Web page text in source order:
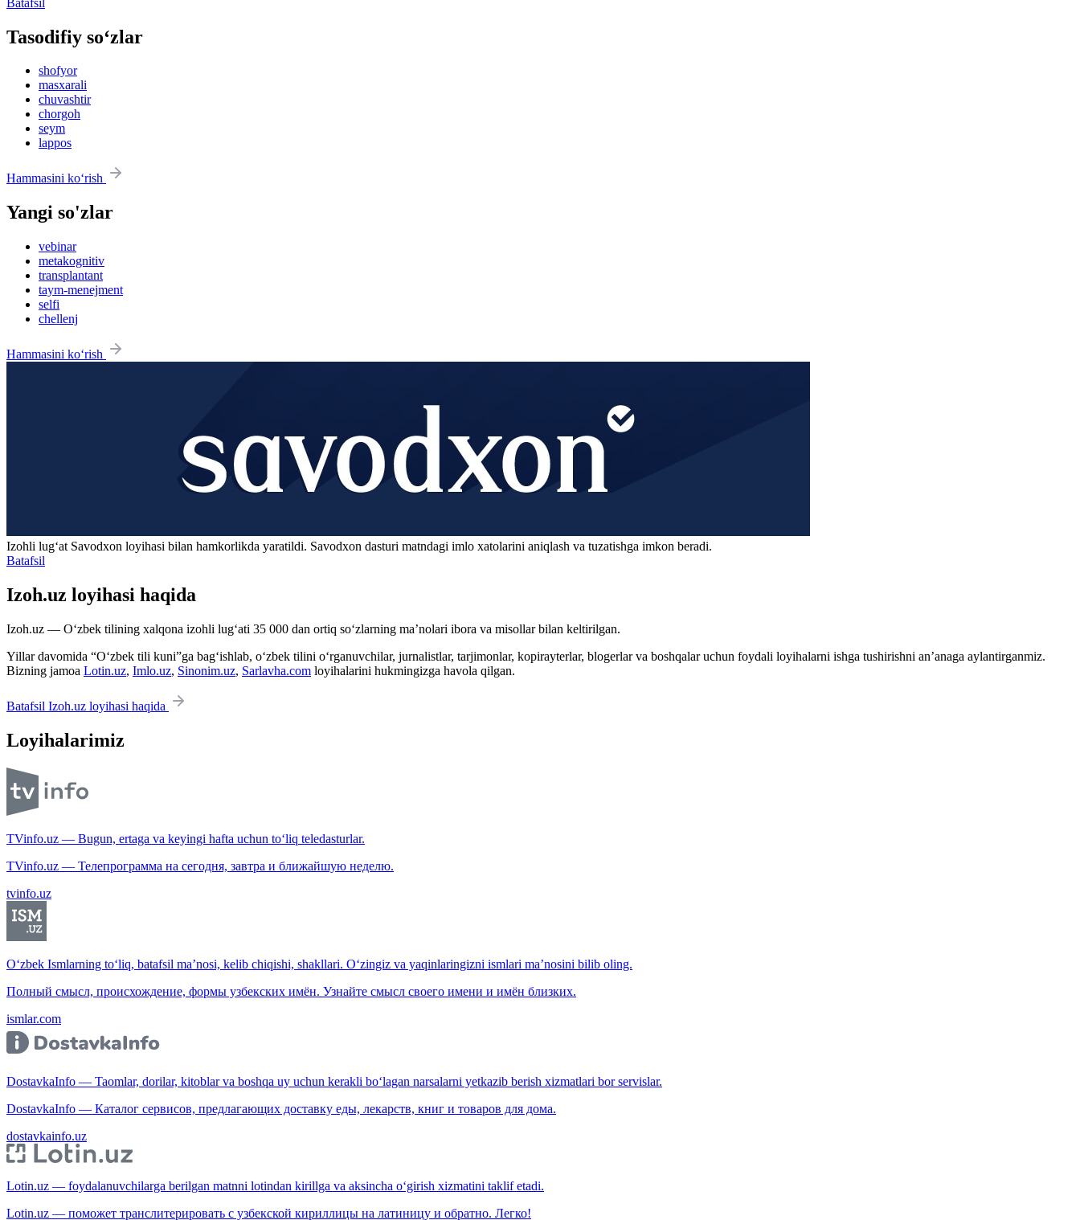
Tasodifiy so‘zlar
shofyor
masxarali
chuvashtir
chorgoh
seym
lappos
Hammasini ko‘rish
Yangi so'zlar
vebinar
metakognitiv
transplantant
taym-menejment
selfi
chellenj
Hammasini ko‘rish
Izohli lugʻat Savodxon loyihasi bilan hamkorlikda yaratildi. Savodxon dasturi matndagi imlo xatolarini aniqlash va tuzatishga imkon beradi.
Batafsil
Izoh.uz loyihasi haqida
Izoh.uz — O‘zbek tilining xalqona izohli lug‘ati 35 000 dan ortiq so‘zlarning ma’nolari ibora va misollar bilan keltirilgan.
Yillar davomida “O‘zbek tili kuni”ga bag‘ishlab, o‘zbek tilini o‘rganuvchilar, jurnalistlar, tarjimonlar, kopirayterlar, blogerlar va boshqalar uchun foydali loyihalarni ishga tushirishni an’anaga aylantirganmiz.
Bizning jamoa Lotin.uz, Imlo.uz, Sinonim.uz, Sarlavha.com loyihalarini hukmingizga havola qilgan.
Batafsil Izoh.uz loyihasi haqida
Loyihalarimiz
TVinfo.uz — Bugun, ertaga va keyingi hafta uchun to‘liq teledasturlar.
TVinfo.uz — Телепрограмма на сегодня, завтра и ближайшую неделю.
tvinfo.uz
O‘zbek Ismlarning to‘liq, batafsil ma’nosi, kelib chiqishi, shakllari. O‘zingiz va yaqinlaringizni ismlari ma’nosini bilib oling.
Полный смысл, происхождение, формы узбекских имён. Узнайте смысл своего имени и имён близких.
ismlar.com
DostavkaInfo — Taomlar, dorilar, kitoblar va boshqa uy uchun kerakli bo‘lagan narsalarni yetkazib berish xizmatlari bor servislar.
DostavkaInfo — Каталог сервисов, предлагающих доставку еды, лекарств, книг и товаров для дома.
dostavkainfo.uz
Lotin.uz — foydalanuvchilarga berilgan matnni lotindan kirillga va aksincha o‘girish xizmatini taklif etadi.
Lotin.uz — поможет транслитерировать с узбекской кириллицы на латиницу и обратно. Легко!